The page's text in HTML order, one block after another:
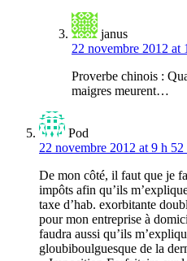
janus
22 novembre 2012 at
Proverbe chinois :
maigres meurent…
Pod
22 novembre 2012 at 9 h
De mon côté, il faut que je
impôts afin qu’ils
taxe d’hab. exorbitante
pour mon entreprise à
faudra aussi qu’ils
gloubiboulguesque de la